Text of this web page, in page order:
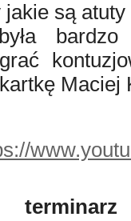
są
Maciej